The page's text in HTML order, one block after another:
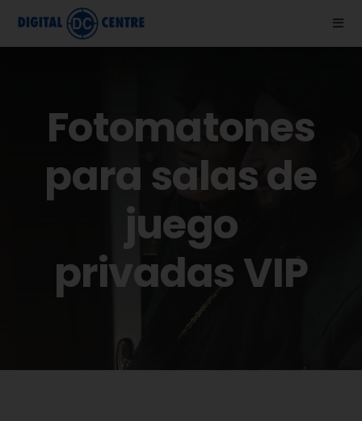
Fotomatones
Fotomatones
para salas de
juego
privadas VIP